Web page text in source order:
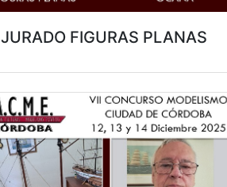
JURADO FIGURAS PLANAS